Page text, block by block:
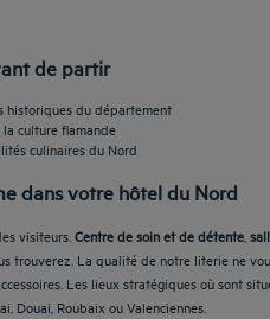
de partir
historiques du département
la culture flamande
culinaires du Nord
dans votre hôtel du Nord
visiteurs. Centre de soin et de détente
La qualité de notre literie ne
Les lieux stratégiques où sont
Douai, Roubaix ou Valenciennes.